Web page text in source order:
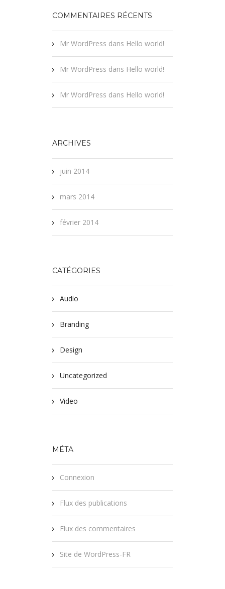
COMMENTAIRES RÉCENTS
Mr WordPress dans Hello world!
Mr WordPress dans Hello world!
Mr WordPress dans Hello world!
ARCHIVES
juin 2014
mars 2014
février 2014
CATÉGORIES
Audio
Branding
Design
Uncategorized
Video
MÉTA
Connexion
Flux des publications
Flux des commentaires
Site de WordPress-FR